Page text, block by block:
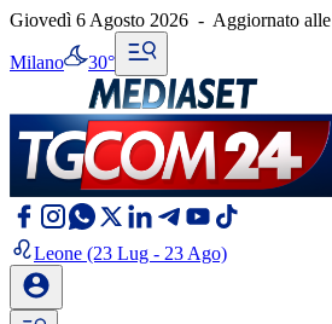
Giovedì 6 Agosto 2026 - Aggiornato alle
Milano 30°
Leone (23 Lug - 23 Ago)